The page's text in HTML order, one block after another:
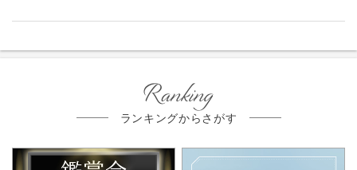
Ranking
ランキングからさがす